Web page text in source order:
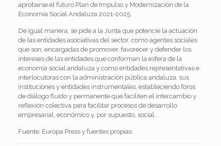
aprobarse el futuro Plan de Impulso y Modernización de la
Economía Social Andaluza 2021-2025.
De igual manera, se pide a la Junta que potencie la actuación
de las entidades asociativas del sector, como agentes sociales
que son, encargadas de promover, favorecer y defender los
intereses de las entidades que conforman la esfera de la
economía social andaluza y como entidades representativas e
interlocutoras con la administración pública andaluza, sus
instituciones y entidades instrumentales, estableciendo foros
de diálogo fluido y permanente que faciliten el intercambio y
reflexión colectiva para facilitar procesos de desarrollo
empresarial, económico y, por supuesto, social.
Fuente: Europa Press y fuentes propias